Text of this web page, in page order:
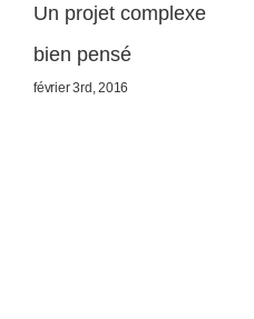
Un projet complexe
bien pensé
février 3rd, 2016